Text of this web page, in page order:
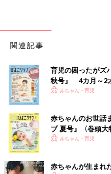
関連記事
育児の困ったがズ
秋号』 4カ月～2
いっぱい！
赤ちゃん・育児
赤ちゃんのお世話
ブ 夏号』〈巻頭
く！ おっぱい・ミ
赤ちゃん・育児
赤ちゃんが生まれ